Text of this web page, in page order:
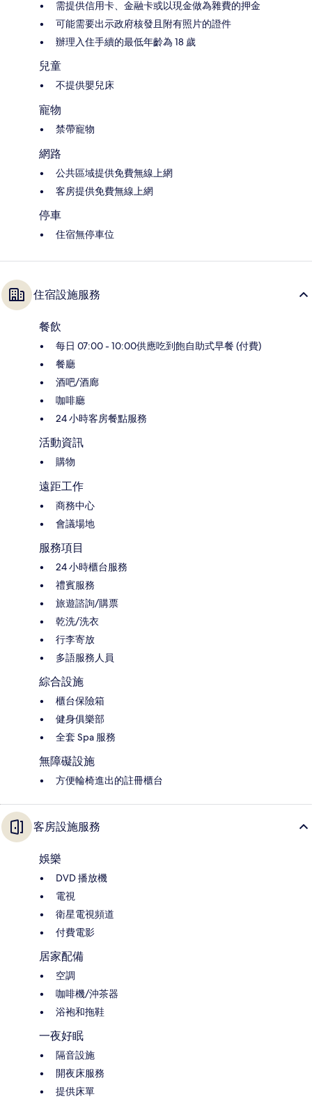
需提供信用卡、金融卡或以現金做為雜費的押金
可能需要出示政府核發且附有照片的證件
辦理入住手續的最低年齡為 18 歲
兒童
不提供嬰兒床
寵物
禁帶寵物
網路
公共區域提供免費無線上網
客房提供免費無線上網
停車
住宿無停車位
住宿設施服務
餐飲
每日 07:00 - 10:00供應吃到飽自助式早餐 (付費)
餐廳
酒吧/酒廊
咖啡廳
24 小時客房餐點服務
活動資訊
購物
遠距工作
商務中心
會議場地
服務項目
24 小時櫃台服務
禮賓服務
旅遊諮詢/購票
乾洗/洗衣
行李寄放
多語服務人員
綜合設施
櫃台保險箱
健身俱樂部
全套 Spa 服務
無障礙設施
方便輪椅進出的註冊櫃台
客房設施服務
娛樂
DVD 播放機
電視
衛星電視頻道
付費電影
居家配備
空調
咖啡機/沖茶器
浴袍和拖鞋
一夜好眠
隔音設施
開夜床服務
提供床單